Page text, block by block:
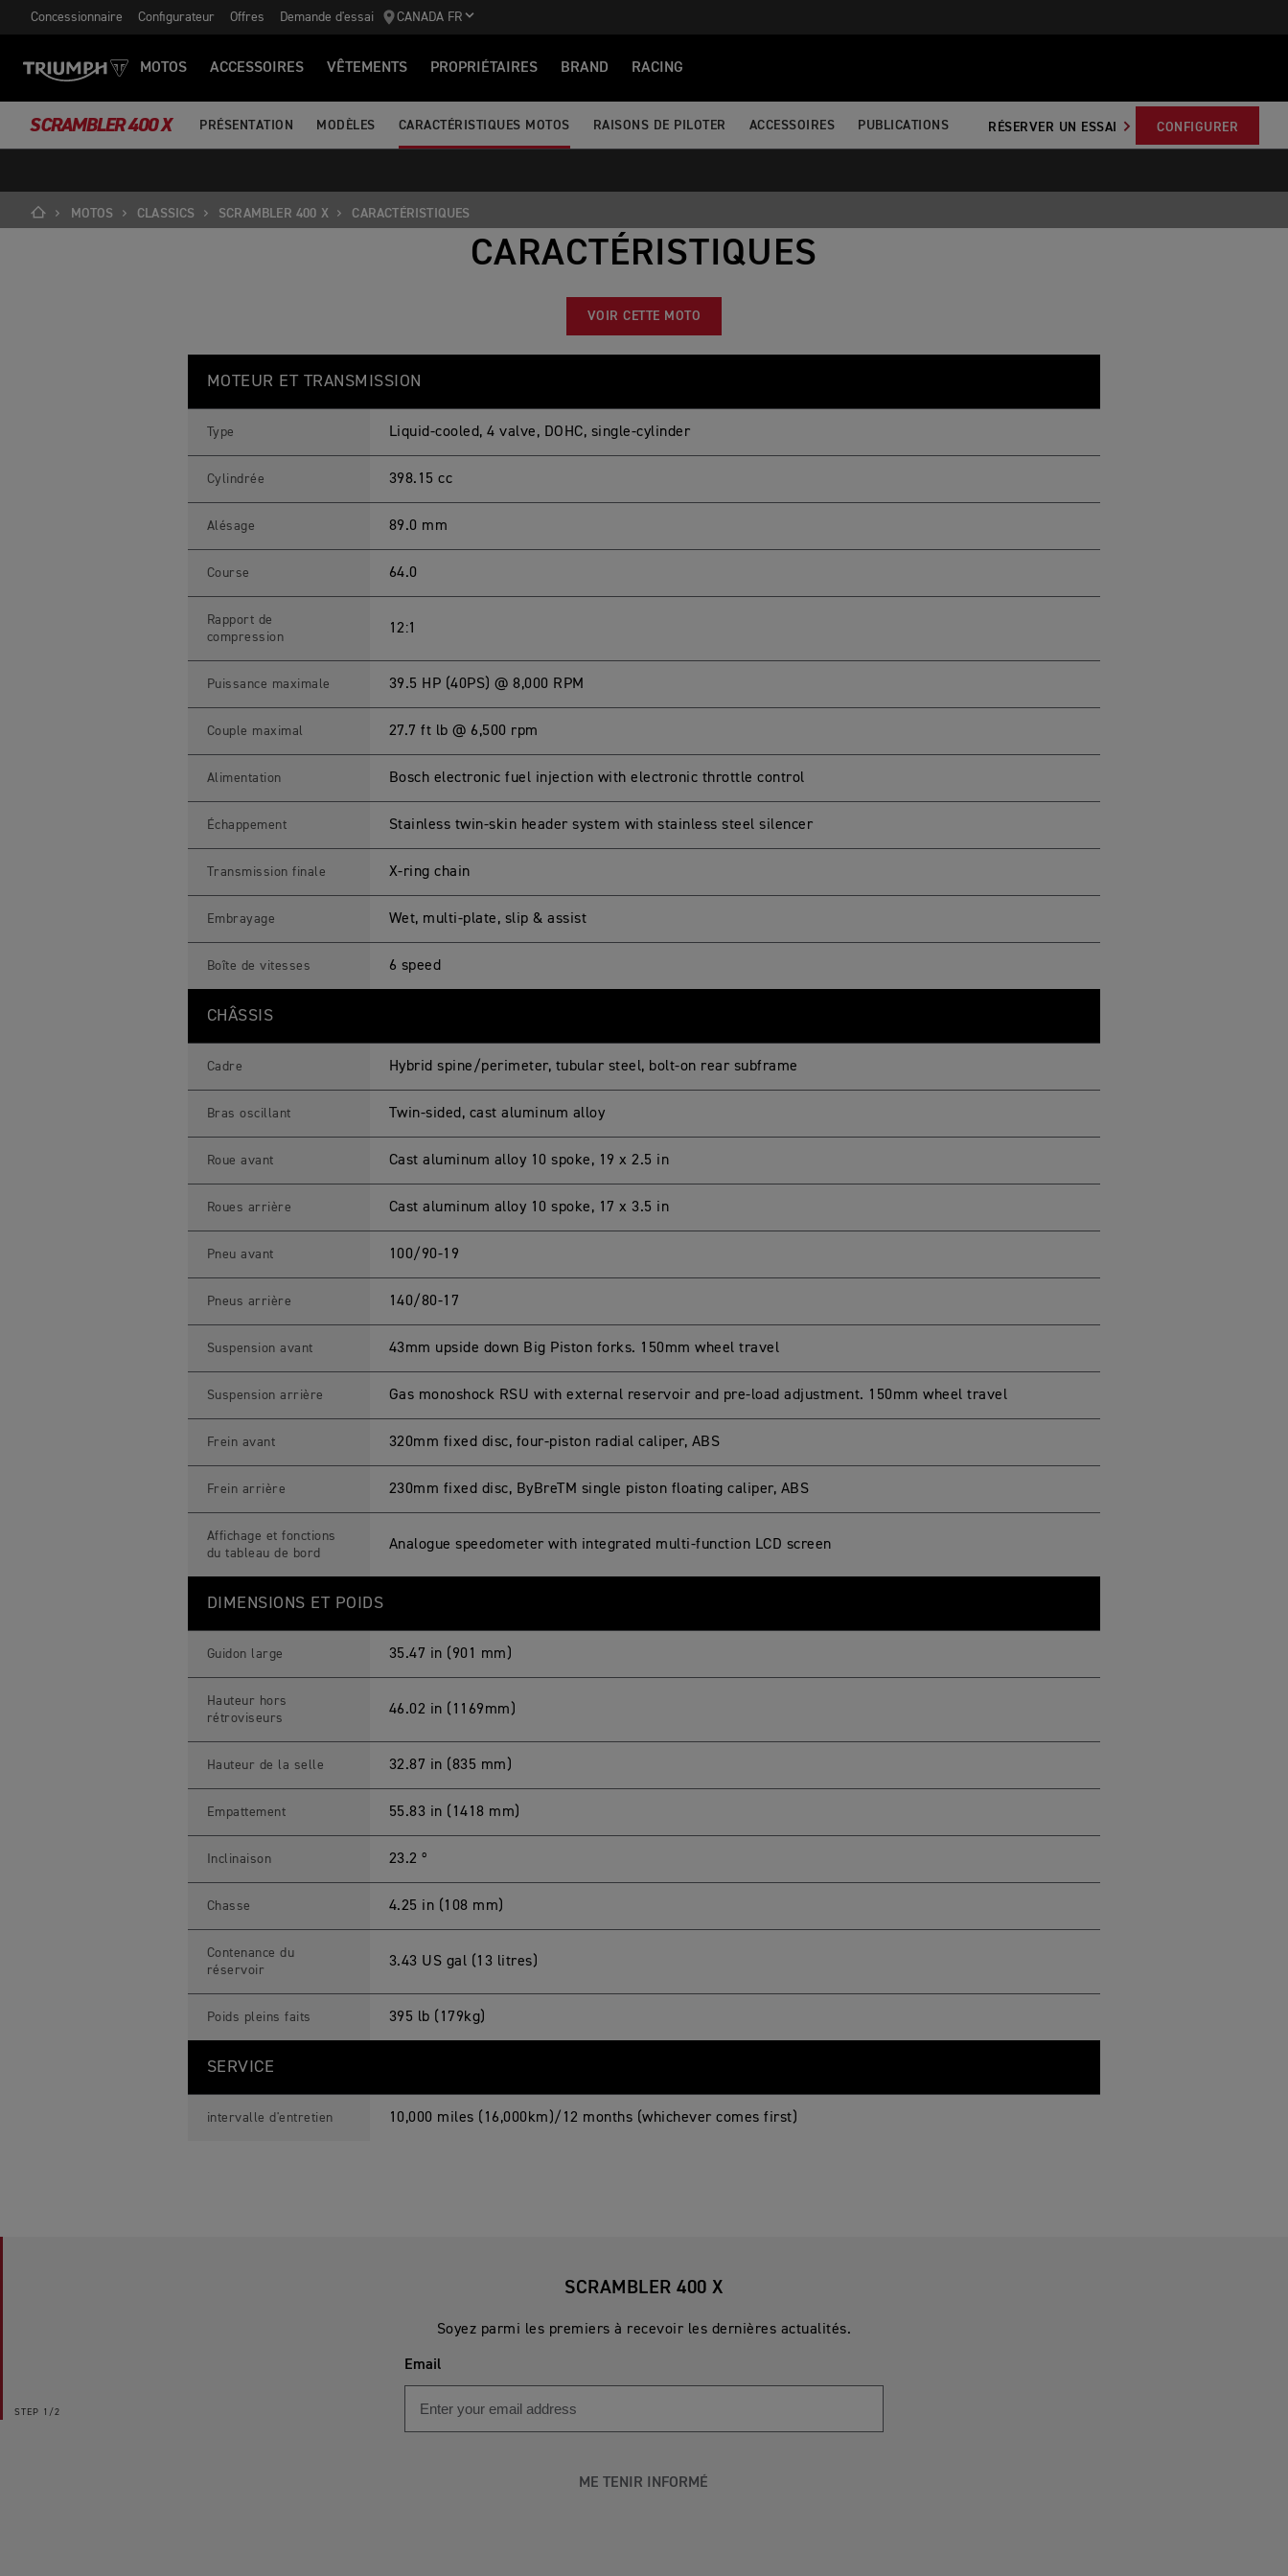
Concessionnaire Configurateur Offres Demande d'essai CANADA FR
MOTOS ACCESSOIRES VÊTEMENTS PROPRIÉTAIRES BRAND RACING
SCRAMBLER 400 X PRÉSENTATION MODÈLES CARACTÉRISTIQUES MOTOS RAISONS DE PILOTER ACCESSOIRES PUBLICATIONS RÉSERVER UN ESSAI CONFIGURER
MOTOS CLASSICS SCRAMBLER 400 X CARACTÉRISTIQUES
CARACTÉRISTIQUES
VOIR CETTE MOTO
E
0
C
i
i
t
MOTEUR ET TRANSMISSION
Type Liquid-cooled, 4 valve, DOHC, single-cylinder
Cylindrée 398.15 cc
Alésage 89.0 mm
Course 64.0
Rapport de
compression
12:1
Puissance maximale 39.5 HP (40PS) @ 8,000 RPM
Couple maximal 27.7 ft lb @ 6,500 rpm
Alimentation Bosch electronic fuel injection with electronic throttle control
Échappement Stainless twin-skin header system with stainless steel silencer
Transmission finale X-ring chain
Embrayage Wet, multi-plate, slip & assist
Boîte de vitesses 6 speed
CHÂSSIS
Cadre Hybrid spine/perimeter, tubular steel, bolt-on rear subframe
Bras oscillant Twin-sided, cast aluminum alloy
Roue avant Cast aluminum alloy 10 spoke, 19 x 2.5 in
Roues arrière Cast aluminum alloy 10 spoke, 17 x 3.5 in
Pneu avant 100/90-19
Pneus arrière 140/80-17
Suspension avant 43mm upside down Big Piston forks. 150mm wheel travel
Suspension arrière Gas monoshock RSU with external reservoir and pre-load adjustment. 150mm wheel travel
Frein avant 320mm fixed disc, four-piston radial caliper, ABS
Frein arrière 230mm fixed disc, ByBreTM single piston floating caliper, ABS
Affichage et fonctions
du tableau de bord
Analogue speedometer with integrated multi-function LCD screen
DIMENSIONS ET POIDS
Guidon large 35.47 in (901 mm)
Hauteur hors
rétroviseurs
46.02 in (1169mm)
Hauteur de la selle 32.87 in (835 mm)
Empattement 55.83 in (1418 mm)
Inclinaison 23.2 º
Chasse 4.25 in (108 mm)
Contenance du
réservoir
3.43 US gal (13 litres)
Poids pleins faits 395 lb (179kg)
SERVICE
intervalle d'entretien 10,000 miles (16,000km)/12 months (whichever comes first)
STEP 1/2
SCRAMBLER 400 X
Soyez parmi les premiers à recevoir les dernières actualités.
Email
ME TENIR INFORMÉ